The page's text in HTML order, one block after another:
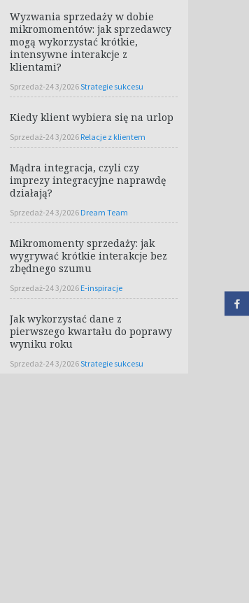
Wyzwania sprzedaży w dobie
mikromomentów: jak sprzedawcy
mogą wykorzystać krótkie,
intensywne interakcje z
klientami?
Sprzedaż-24 3/2026Strategie sukcesu
Kiedy klient wybiera się na urlop
Sprzedaż-24 3/2026 Relacje z klientem
Mądra integracja, czyli czy
imprezy integracyjne naprawdę
działają?
Sprzedaż-24 3/2026 Dream Team
Mikromomenty sprzedaży: jak
wygrywać krótkie interakcje bez
zbędnego szumu
Sprzedaż-24 3/2026 E-inspiracje
Jak wykorzystać dane z
pierwszego kwartału do poprawy
wyniku roku
Sprzedaż-24 3/2026Strategie sukcesu